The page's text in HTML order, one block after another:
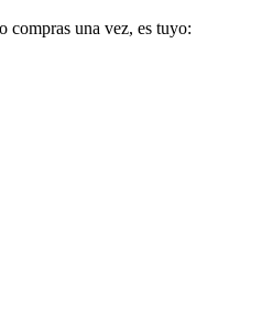
una vez, es tuyo: